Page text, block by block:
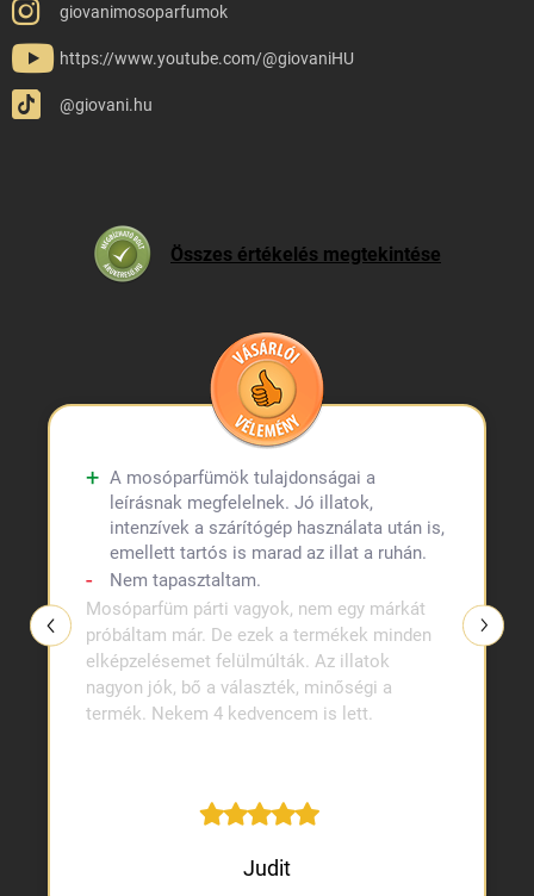
giovanimosoparfumok
https://www.youtube.com/@giovaniHU
@giovani.hu
Összes értékelés megtekintése
A mosóparfümök tulajdonságai a
leírásnak megfelelnek. Jó illatok,
intenzívek a szárítógép használata után is,
emellett tartós is marad az illat a ruhán.
Nem tapasztaltam.
Mosóparfüm párti vagyok, nem egy márkát
próbáltam már. De ezek a termékek minden
elképzelésemet felülmúlták. Az illatok
nagyon jók, bő a választék, minőségi a
termék. Nekem 4 kedvencem is lett.
Judit